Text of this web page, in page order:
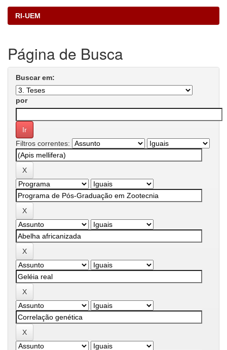
RI-UEM
Página de Busca
Buscar em:
por
Filtros correntes: